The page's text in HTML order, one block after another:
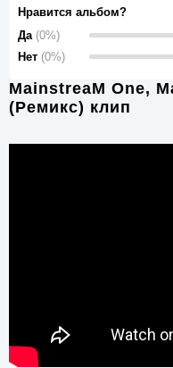
Нравится альбом?
Да (0%)
Нет (0%)
MainstreaM One,
(Ремикс) клип